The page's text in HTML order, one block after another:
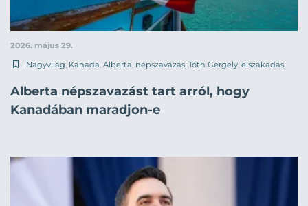
2026. május 29.
Nagyvilág, Kanada, Alberta, népszavazás, Tóth Gergely, elszakadás
Alberta népszavazást tart arról, hogy
Kanadában maradjon-e